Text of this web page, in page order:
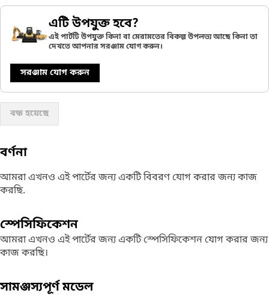
এটি উপযুক্ত হবে?
এই পার্টটি উপযুক্ত কিনা বা মেরামতের বিকল্প উপলভ্য আছে কিনা তা
দেখতে আপনার সরঞ্জাম যোগ করুন।
সরঞ্জাম যোগ করুন
বন্ধ হয়েছে
বর্ণনা
আমরা এখনও এই পার্টের জন্য একটি বিবরণ যোগ করার জন্য কাজ
করছি.
স্পেসিফিকেশন
আমরা এখনও এই পার্টের জন্য একটি স্পেসিফিকেশন যোগ করার জন্য
কাজ করছি।
সামঞ্জস্যপূর্ণ মডেল